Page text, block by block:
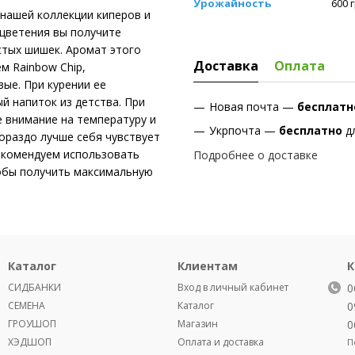
коллекции киперов и
вы получите
шишек. Аромат этого
Rainbow Chip,
При курении ее
напиток из детства. При
на температуру и
лучше себя чувствует
использовать
получить максимальную
Урожайность 600
Доставка Оплата
Новая почта —
Укрпочта — бесплатно
Подробнее о доставке
Каталог
СИДБАНКИ
СЕМЕНА
ГРОУШОП
ХЭДШОП
Клиентам
Вход в личный кабинет
Каталог
Магазин
Оплата и доставка